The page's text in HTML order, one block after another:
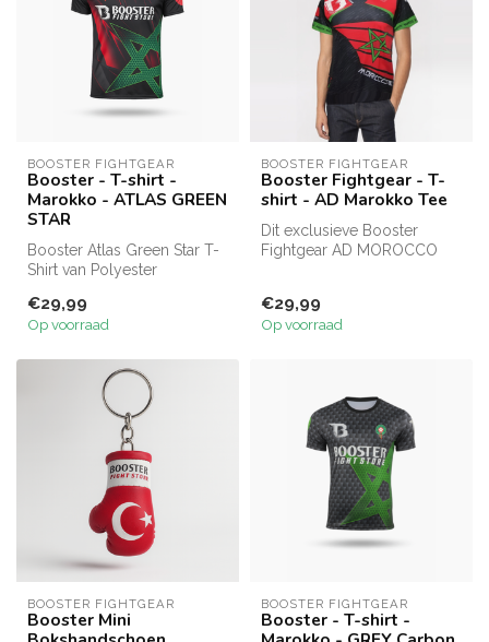
BOOSTER FIGHTGEAR
Booster - T-shirt -
Marokko - ATLAS GREEN
STAR
Booster Atlas Green Star T-
Shirt van Polyester
gesublimeerde Marok...
€29,99
Op voorraad
BOOSTER FIGHTGEAR
Booster Fightgear - T-
shirt - AD Marokko Tee
Dit exclusieve Booster
Fightgear AD MOROCCO
€29,99
Op voorraad
BOOSTER FIGHTGEAR
Booster Mini
BOOSTER FIGHTGEAR
Booster - T-shirt -